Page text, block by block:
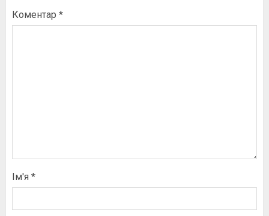
Коментар *
Ім'я *